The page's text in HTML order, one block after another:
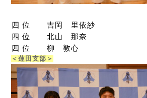
四 位 吉岡 里依紗
四 位
北山 那奈
四 位
柳 敦心
＜蓮田支部＞